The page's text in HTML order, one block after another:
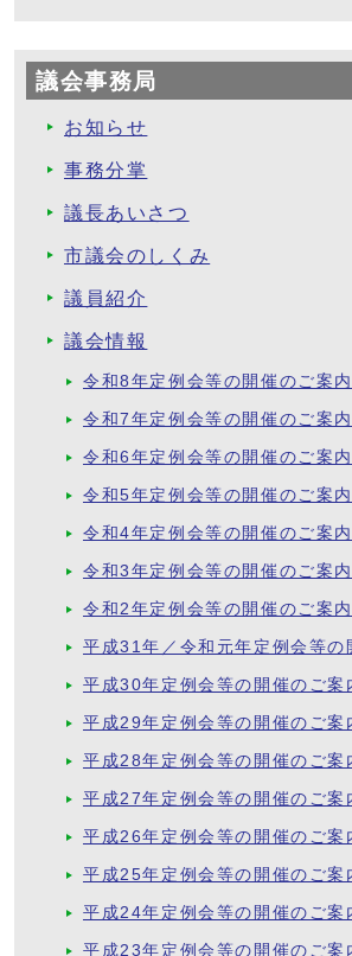
議会事務局
お知らせ
事務分掌
議長あいさつ
市議会のしくみ
議員紹介
議会情報
令和8年定例会等の開催のご案内
令和7年定例会等の開催のご案内
令和6年定例会等の開催のご案内
令和5年定例会等の開催のご案内
令和4年定例会等の開催のご案内
令和3年定例会等の開催のご案内
令和2年定例会等の開催のご案内
平成31年／令和元年定例会等の
平成30年定例会等の開催のご案
平成29年定例会等の開催のご案
平成28年定例会等の開催のご案
平成27年定例会等の開催のご案
平成26年定例会等の開催のご案
平成25年定例会等の開催のご案
平成24年定例会等の開催のご案
平成23年定例会等の開催のご案